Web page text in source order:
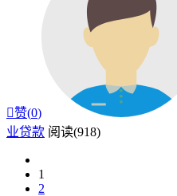
赞(0)
业贷款 阅读(918)
1
2